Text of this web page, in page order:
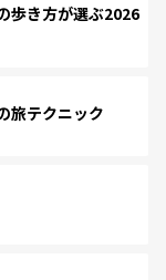
歩き方が選ぶ2026
旅テクニック